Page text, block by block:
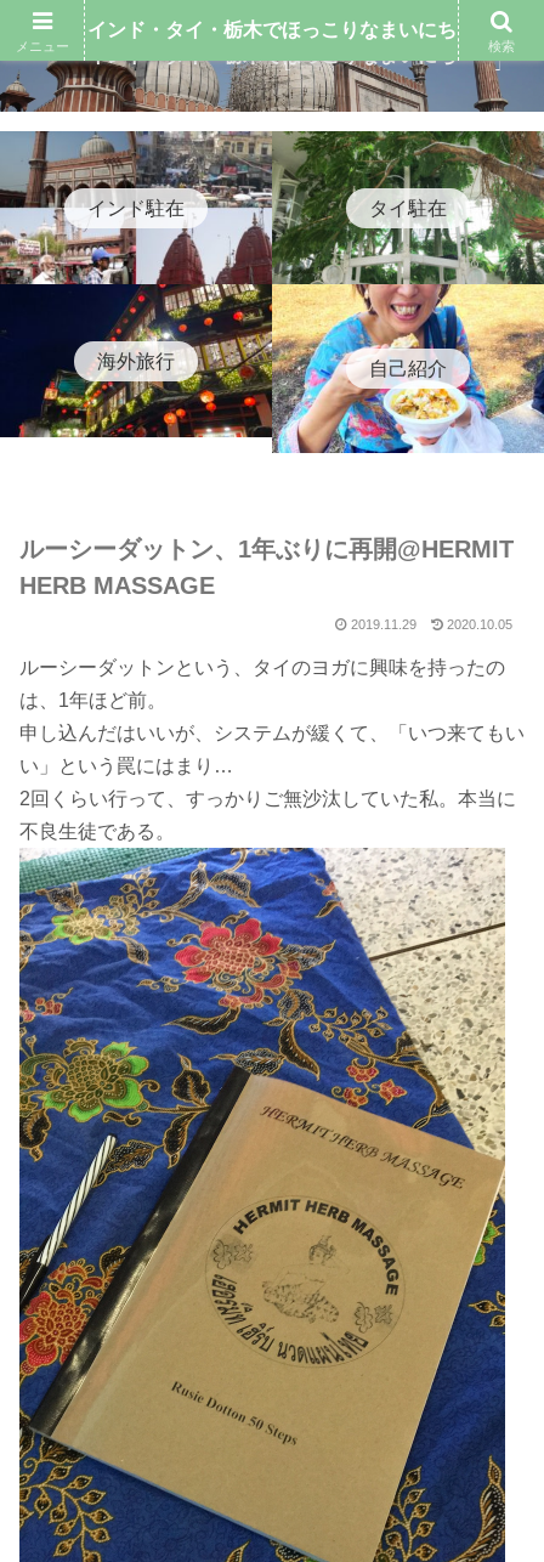
インド駐在 タイ駐在
海外旅行 自己紹介
ルーシーダットン、1年ぶりに再開@HERMIT
HERB MASSAGE
2019.11.29 2020.10.05
ルーシーダットンという、タイのヨガに興味を持ったの
は、1年ほど前。
申し込んだはいいが、システムが緩くて、「いつ来てもい
い」という罠にはまり…
2回くらい行って、すっかりご無沙汰していた私。本当に
不良生徒である。
メニュー
インド・タイ・栃木でほっこりなまいにち
検索